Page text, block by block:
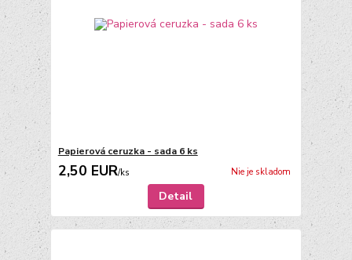
Papierová ceruzka - sada 6 ks
2,50 EUR/ks Nie je skladom
Detail